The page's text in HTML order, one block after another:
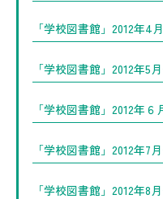
「学校図書館」2012年4
「学校図書館」2012年5
「学校図書館」2012年６
「学校図書館」2012年7
「学校図書館」2012年8